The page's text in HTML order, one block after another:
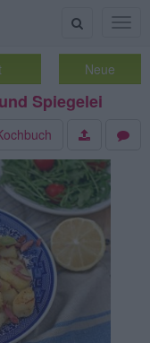
Suche
Neue
Spiegelei